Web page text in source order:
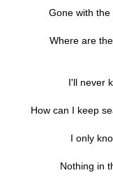
Gone with
Where are
I'll never
How can I keep
I only
Nothing in